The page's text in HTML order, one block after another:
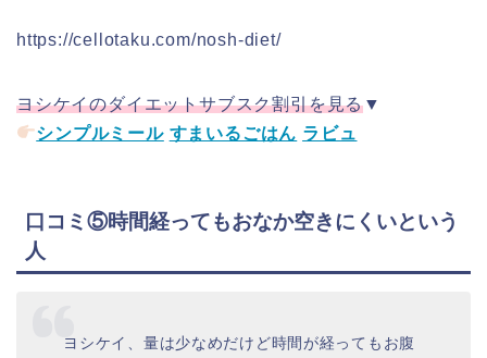
https://cellotaku.com/nosh-diet/
ヨシケイのダイエットサブスク割引を見る▼
シンプルミール すまいるごはん ラビュ
口コミ⑤時間経ってもおなか空きにくいという
人
ヨシケイ、量は少なめだけど時間が経ってもお腹